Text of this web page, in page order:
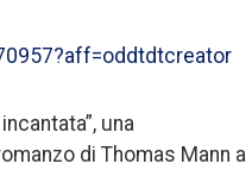
una
di Thomas Mann a